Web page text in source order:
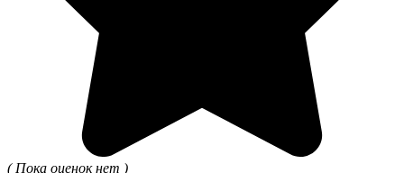
( Пока оценок нет )